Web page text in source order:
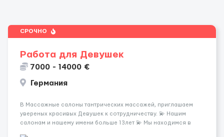
СРОЧНО
Работа для Девушек
7000 - 14000 €
Германия
В Массажные салоны тантрических массажей, приглашаем
увереных красивых Девушек к сотрудничеству. 💫 Нашим
салонам и нашему имени больше 13лет 💫 Мы находимся в